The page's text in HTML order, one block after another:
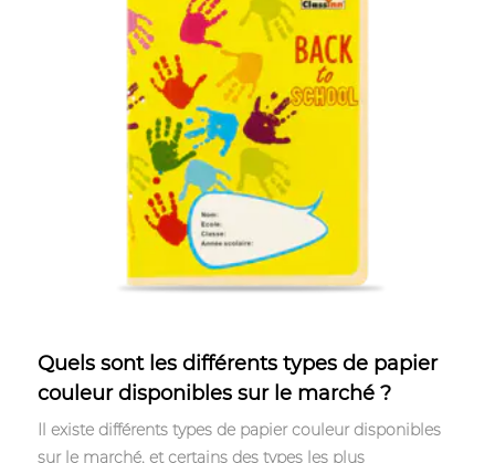
Quels sont les différents types de papier
couleur disponibles sur le marché ?
Il existe différents types de papier couleur disponibles
sur le marché, et certains des types les plus